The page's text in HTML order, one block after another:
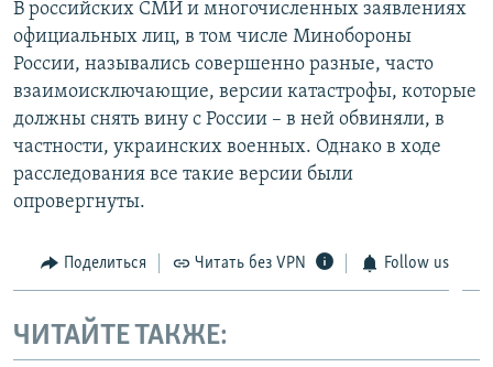
В российских СМИ и многочисленных заявлениях
официальных лиц, в том числе Минобороны
России, назывались совершенно разные, часто
взаимоисключающие, версии катастрофы, которые
должны снять вину с России – в ней обвиняли, в
частности, украинских военных. Однако в ходе
расследования все такие версии были
опровергнуты.
Поделиться Читать без VPN Follow us
ЧИТАЙТЕ ТАКЖЕ: